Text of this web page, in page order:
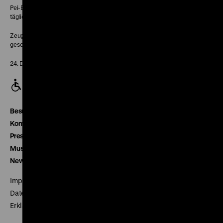
Pei-Bau:
täglich 10-18 Uhr
Zeughaus:
geschlossen
24. Dezember geschlossen
Besucherservice
Kontakt
Presse
Museumsverein
Newsletter
Impressum
Datenschutz
Erklärung digitale Barrierefreiheit